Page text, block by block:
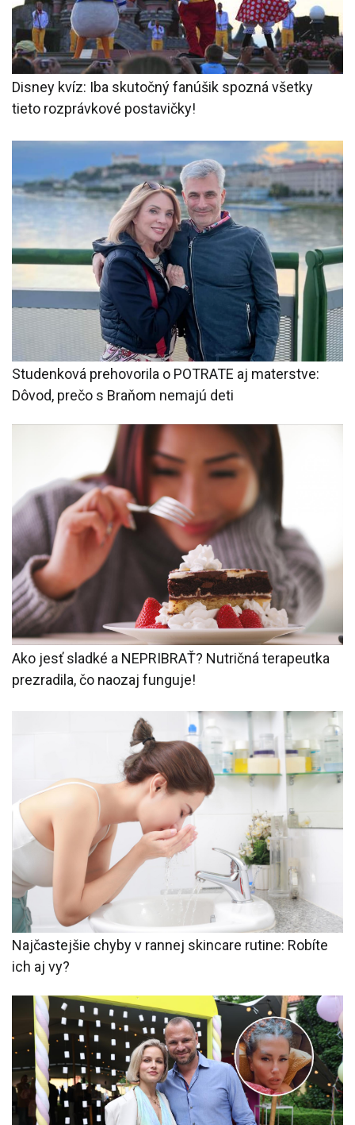
Disney kvíz: Iba skutočný fanúšik spozná všetky
tieto rozprávkové postavičky!
Studenková prehovorila o POTRATE aj materstve:
Dôvod, prečo s Braňom nemajú deti
Ako jesť sladké a NEPRIBRAŤ? Nutričná terapeutka
prezradila, čo naozaj funguje!
Najčastejšie chyby v rannej skincare rutine: Robíte
ich aj vy?